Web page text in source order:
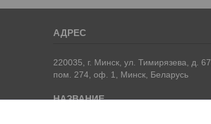
220035, г. Минск, ул. Тимирязева, д. 67,
пом. 274, оф. 1, Минск, Беларусь